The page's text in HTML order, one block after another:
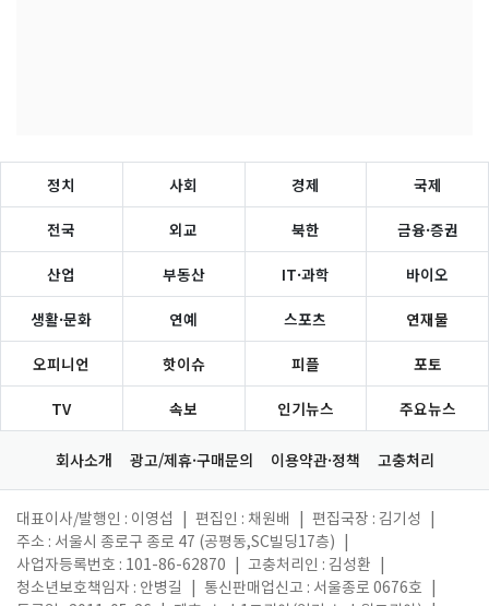
정치 사회 경제 국제
전국 외교 북한 금융·증권
산업 부동산 IT·과학 바이오
생활·문화 연예 스포츠 연재물
오피니언 핫이슈 피플 포토
TV 속보 인기뉴스 주요뉴스
회사소개 광고/제휴·구매문의 이용약관·정책 고충처리
대표이사/발행인 : 이영섭 편집인 : 채원배 편집국장 : 김기성
주소 : 서울시 종로구 종로 47 (공평동,SC빌딩17층)
사업자등록번호 : 101-86-62870
고충처리인 : 김성환
청소년보호책임자 : 안병길
통신판매업신고 : 서울종로 0676호